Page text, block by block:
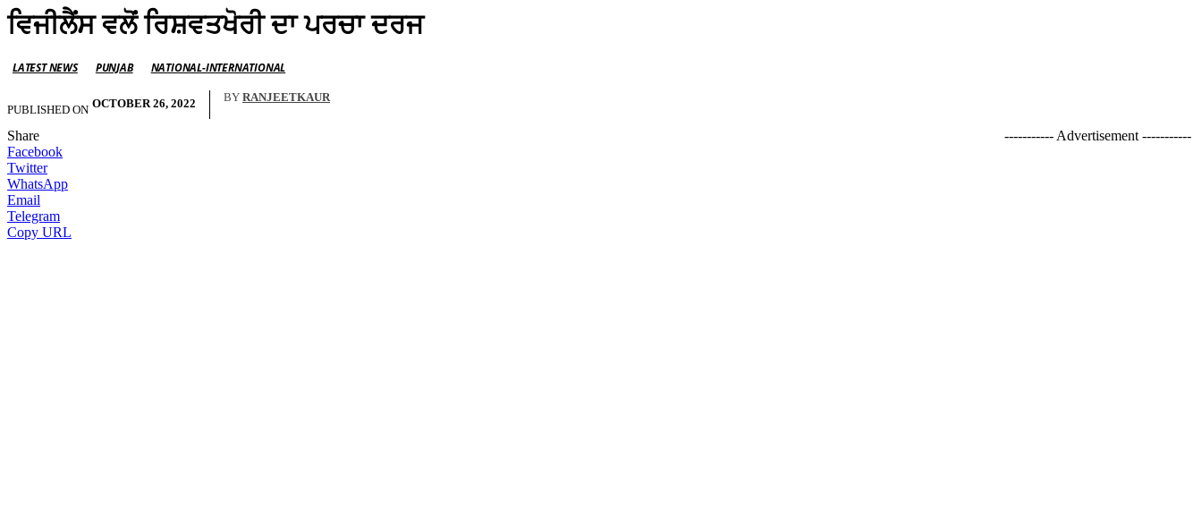
ਵਿਜੀਲੈਂਸ ਵਲੋਂ ਰਿਸ਼ਵਤਖੋਰੀ ਦਾ ਪਰਚਾ ਦਰਜ
LATEST NEWS PUNJAB NATIONAL-INTERNATIONAL
PUBLISHED ON OCTOBER 26, 2022 BY RANJEETKAUR
Share
Facebook
Twitter
WhatsApp
Email
Telegram
Copy URL
----------- Advertisement -----------